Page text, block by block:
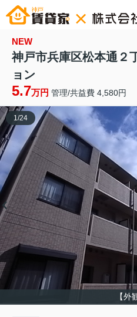
NEW
神戸市兵庫区松本通２
ョン
5.7万円 管理/共益費 4,580円
【外
1/24